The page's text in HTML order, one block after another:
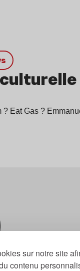
sur notre site
contenu
? Eat Gas ?